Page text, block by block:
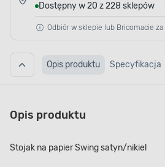
Dostępny w 20 z 228 sklepów
Odbiór w sklepie lub Bricomacie za
Opis produktu Specyfikacja
Opis produktu
Stojak na papier Swing satyn/nikiel